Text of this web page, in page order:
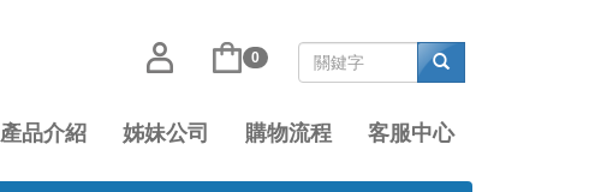
0
產品介紹 姊妹公司 購物流程 客服中心